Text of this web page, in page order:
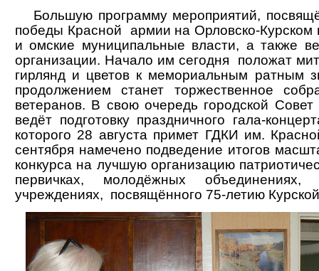
Большую программу мероприятий,
победы Красной армии на Орловско-Курском
и омские муниципальные власти, а также
организации. Начало им сегодня положат
гирлянд и цветов к мемориальным ратным
продолжением станет торжественное
ветеранов. В свою очередь городской
ведёт подготовку праздничного гала-
которого 28 августа примет ГДКИ им.
сентября намечено подведение итогов
конкурса на лучшую организацию
первичках, молодёжных
учреждениях, посвящённого 75-летию